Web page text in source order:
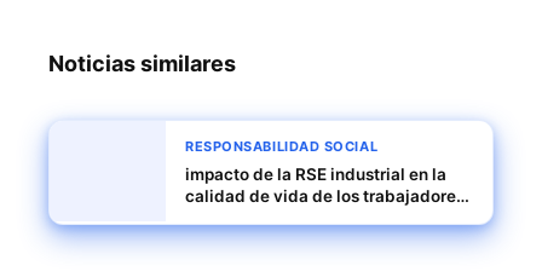
Noticias similares
RESPONSABILIDAD SOCIAL
impacto de la RSE industrial en la
calidad de vida de los trabajadores